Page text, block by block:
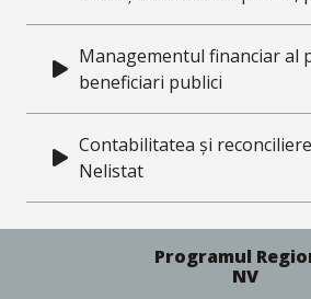
Managementul financiar al
beneficiari publici
Contabilitatea și
Nelistat
Programul
NV